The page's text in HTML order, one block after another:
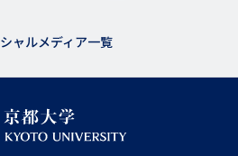
ャルメディア一覧